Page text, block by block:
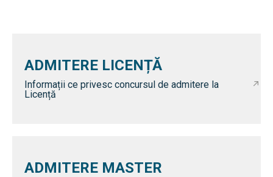
ADMITERE LICENȚĂ
Informații ce privesc concursul de admitere la
Licență
ADMITERE MASTER